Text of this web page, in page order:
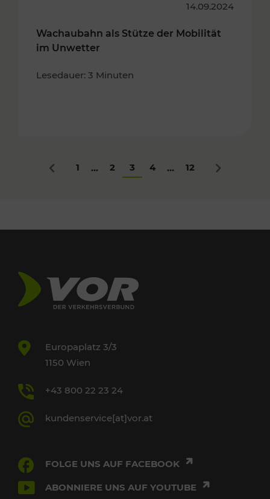
14.09.2024
Wachaubahn als Stütze der Mobilität
im Unwetter
Lesedauer: 3 Minuten
Zurück
1 ... 2 3 4 ... 12 Nächstes
Europaplatz 3/3
1150 Wien
+43 800 22 23 24
kundenservice[at]vor.at
FOLGE UNS AUF FACEBOOK
ABONNIERE UNS AUF YOUTUBE